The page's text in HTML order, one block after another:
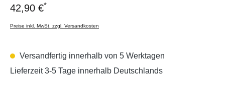
42,90 €*
Preise inkl. MwSt. zzgl. Versandkosten
Versandfertig innerhalb von 5 Werktagen
Lieferzeit 3-5 Tage innerhalb Deutschlands